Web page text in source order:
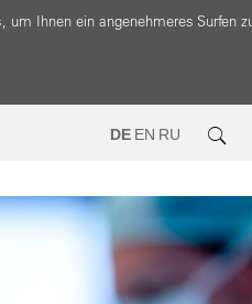
um Ihnen ein angenehmeres Surfen
DE EN RU